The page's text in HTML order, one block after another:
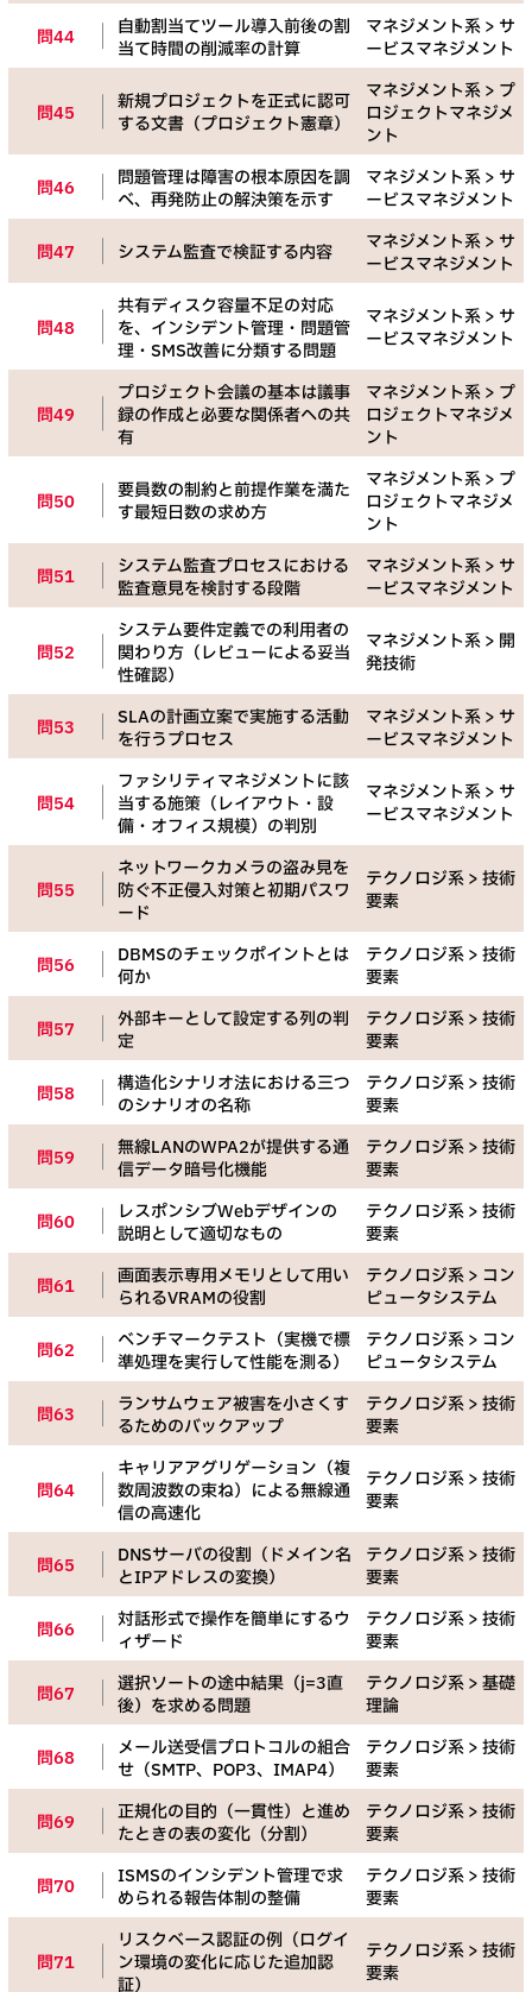
問44
自動割当てツール導入前後の割
当て時間の削減率の計算
マネジメント系 > サ
ービスマネジメント
問45
新規プロジェクトを正式に認可
する文書（プロジェクト憲章）
マネジメント系 > プ
ロジェクトマネジメ
ント
問46
問題管理は障害の根本原因を調
べ、再発防止の解決策を示す
マネジメント系 > サ
ービスマネジメント
問47 システム監査で検証する内容
マネジメント系 > サ
ービスマネジメント
問48
共有ディスク容量不足の対応
を、インシデント管理・問題管
理・SMS改善に分類する問題
マネジメント系 > サ
ービスマネジメント
問49
プロジェクト会議の基本は議事
録の作成と必要な関係者への共
有
マネジメント系 > プ
ロジェクトマネジメ
ント
問50
要員数の制約と前提作業を満た
す最短日数の求め方
マネジメント系 > プ
ロジェクトマネジメ
ント
問51
システム監査プロセスにおける
監査意見を検討する段階
マネジメント系 > サ
ービスマネジメント
問52
システム要件定義での利用者の
関わり方（レビューによる妥当
性確認）
マネジメント系 > 開
発技術
問53
SLAの計画立案で実施する活動
を行うプロセス
マネジメント系 > サ
ービスマネジメント
問54
ファシリティマネジメントに該
当する施策（レイアウト・設
備・オフィス規模）の判別
マネジメント系 > サ
ービスマネジメント
問55
ネットワークカメラの盗み見を
防ぐ不正侵入対策と初期パスワ
ード
テクノロジ系 > 技術
要素
問56
DBMSのチェックポイントとは
何か
テクノロジ系 > 技術
要素
問57
外部キーとして設定する列の判
定
テクノロジ系 > 技術
要素
問58
構造化シナリオ法における三つ
のシナリオの名称
テクノロジ系 > 技術
要素
問59
無線LANのWPA2が提供する通
信データ暗号化機能
テクノロジ系 > 技術
要素
問60
レスポンシブWebデザインの
説明として適切なもの
テクノロジ系 > 技術
要素
問61
画面表示専用メモリとして用い
られるVRAMの役割
テクノロジ系 > コン
ピュータシステム
問62
ベンチマークテスト（実機で標
準処理を実行して性能を測る）
テクノロジ系 > コン
ピュータシステム
問63
ランサムウェア被害を小さくす
るためのバックアップ
テクノロジ系 > 技術
要素
問64
キャリアアグリゲーション（複
数周波数の束ね）による無線通
信の高速化
テクノロジ系 > 技術
要素
問65
DNSサーバの役割（ドメイン名
とIPアドレスの変換）
テクノロジ系 > 技術
要素
問66
対話形式で操作を簡単にするウ
ィザード
テクノロジ系 > 技術
要素
問67
選択ソートの途中結果（j=3直
後）を求める問題
テクノロジ系 > 基礎
理論
問68
メール送受信プロトコルの組合
せ（SMTP、POP3、IMAP4）
テクノロジ系 > 技術
要素
問69
正規化の目的（一貫性）と進め
たときの表の変化（分割）
テクノロジ系 > 技術
要素
問70
ISMSのインシデント管理で求
められる報告体制の整備
テクノロジ系 > 技術
要素
問71
リスクベース認証の例（ログイ
ン環境の変化に応じた追加認
証）
テクノロジ系 > 技術
要素